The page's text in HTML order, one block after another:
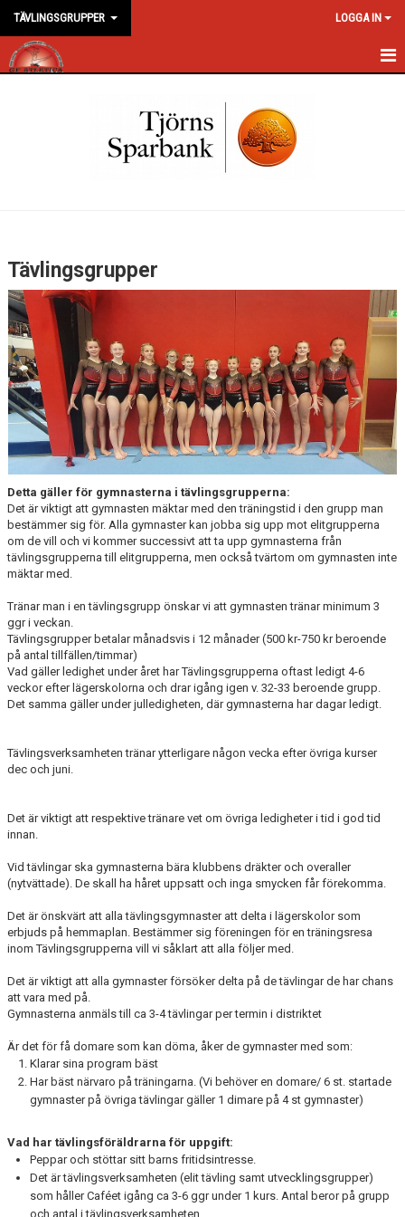
TÄVLINGSGRUPPER LOGGA IN
DOKUMENT
KONTAKT
Tävlingsgrupper
Detta gäller för gymnasterna i tävlingsgrupperna:
Det är viktigt att gymnasten mäktar med den träningstid i den grupp man
bestämmer sig för. Alla gymnaster kan jobba sig upp mot elitgrupperna
om de vill och vi kommer successivt att ta upp gymnasterna från
tävlingsgrupperna till elitgrupperna, men också tvärtom om gymnasten inte
mäktar med.
Tränar man i en tävlingsgrupp önskar vi att gymnasten tränar minimum 3
ggr i veckan.
Tävlingsgrupper betalar månadsvis i 12 månader (500 kr-750 kr beroende
på antal tillfällen/timmar)
Vad gäller ledighet under året har Tävlingsgrupperna oftast ledigt 4-6
veckor efter lägerskolorna och drar igång igen v. 32-33 beroende grupp.
Det samma gäller under julledigheten, där gymnasterna har dagar ledigt.
Tävlingsverksamheten tränar ytterligare någon vecka efter övriga kurser
dec och juni.
Det är viktigt att respektive tränare vet om övriga ledigheter i tid i god tid
innan.
Vid tävlingar ska gymnasterna bära klubbens dräkter och overaller
(nytvättade). De skall ha håret uppsatt och inga smycken får förekomma.
Det är önskvärt att alla tävlingsgymnaster att delta i lägerskolor som
erbjuds på hemmaplan. Bestämmer sig föreningen för en träningsresa
inom Tävlingsgrupperna vill vi såklart att alla följer med.
Det är viktigt att alla gymnaster försöker delta på de tävlingar de har chans
att vara med på.
Gymnasterna anmäls till ca 3-4 tävlingar per termin i distriktet
Är det för få domare som kan döma, åker de gymnaster med som:
Klarar sina program bäst
Har bäst närvaro på träningarna. (Vi behöver en domare/ 6 st. startade
gymnaster på övriga tävlingar gäller 1 dimare på 4 st gymnaster)
Vad har tävlingsföräldrarna för uppgift:
Peppar och stöttar sitt barns fritidsintresse.
Det är tävlingsverksamheten (elit tävling samt utvecklingsgrupper)
som håller Caféet igång ca 3-6 ggr under 1 kurs. Antal beror på grupp
och antal i tävlingsverksamheten.